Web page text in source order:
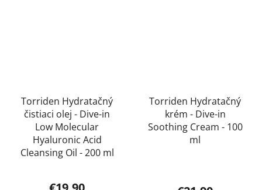
Torriden Hydratačný
čistiaci olej - Dive-in
Low Molecular
Hyaluronic Acid
Cleansing Oil - 200 ml
Torriden Hydratačný
krém - Dive-in
Soothing Cream - 100
ml